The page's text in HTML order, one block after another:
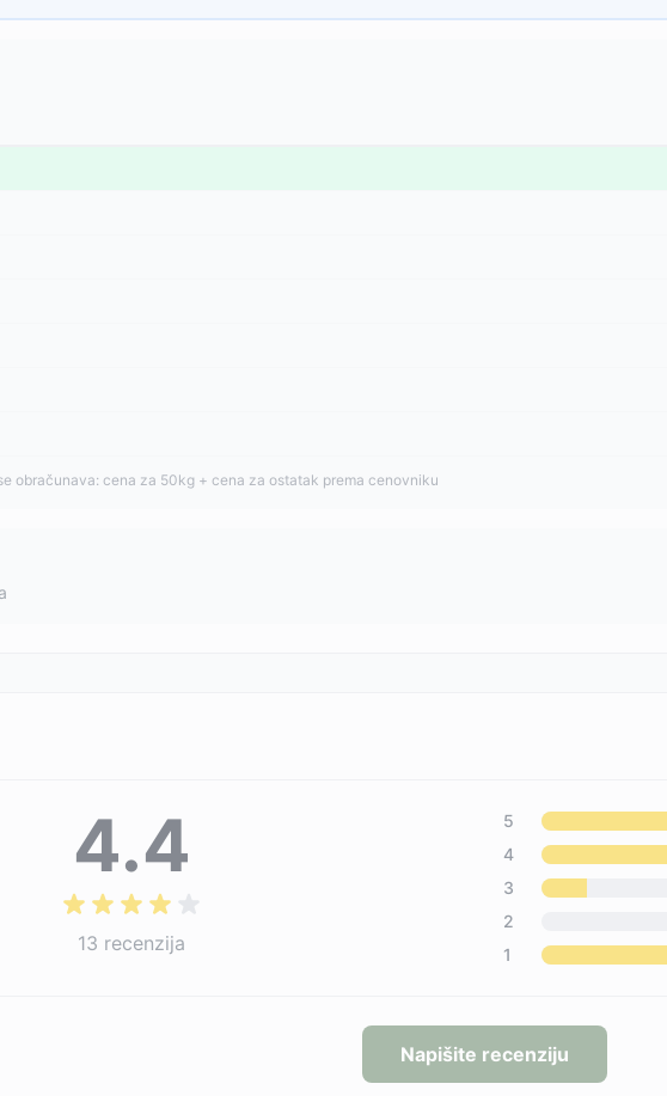
obračunava: cena za 50kg + cena za ostatak prema cenovniku
4.4
13 recenzija
5
4
3
2
1
Napišite recenziju